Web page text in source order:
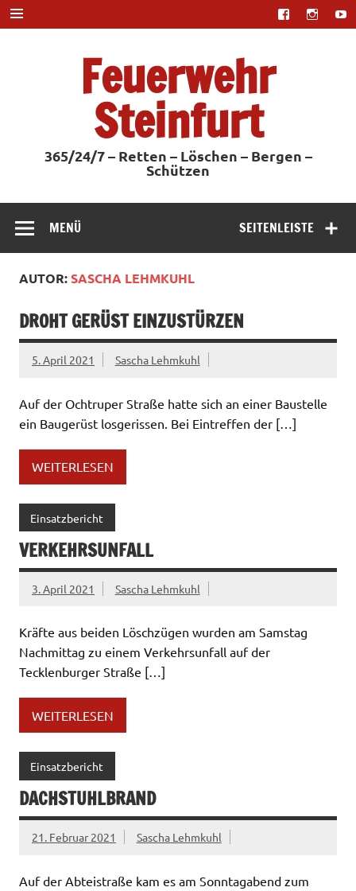
Zum
Inhalt
springen
Feuerwehr
Steinfurt
365/24/7 – Retten – Löschen – Bergen –
Schützen
SEITENLEISTE
MENÜ
AUTOR:SASCHA LEHMKUHL
DROHT GERÜST EINZUSTÜRZEN
5. April 2021 Sascha Lehmkuhl
Auf der Ochtruper Straße hatte sich an einer Baustelle
ein Baugerüst losgerissen. Bei Eintreffen der […]
WEITERLESEN
Einsatzbericht
VERKEHRSUNFALL
3. April 2021 Sascha Lehmkuhl
Kräfte aus beiden Löschzügen wurden am Samstag
Nachmittag zu einem Verkehrsunfall auf der
Tecklenburger Straße […]
WEITERLESEN
Einsatzbericht
DACHSTUHLBRAND
21. Februar 2021 Sascha Lehmkuhl
Auf der Abteistraße kam es am Sonntagabend zum